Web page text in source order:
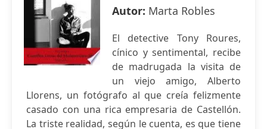
Autor: Marta Robles
El detective Tony Roures,
cínico y sentimental, recibe
de madrugada la visita de
un viejo amigo, Alberto
Llorens, un fotógrafo al que creía felizmente
casado con una rica empresaria de Castellón.
La triste realidad, según le cuenta, es que tiene